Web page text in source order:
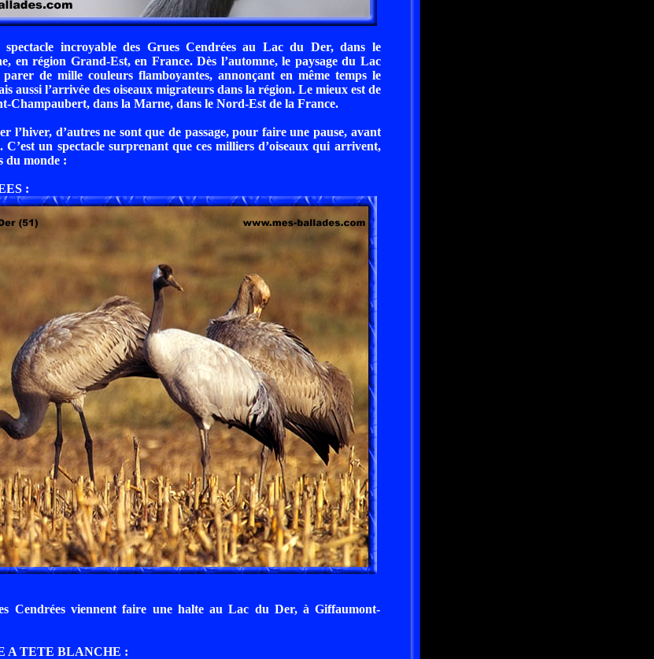
incroyable des Grues Cendrées au Lac du Der, dans le
en région Grand-Est, en France. Dès l’automne, le paysage du Lac
de mille couleurs flamboyantes, annonçant en même temps le
aussi l’arrivée des oiseaux migrateurs dans la région. Le mieux est de
Champaubert, dans la Marne, dans le Nord-Est de la France.
l’hiver, d’autres ne sont que de passage, pour faire une pause, avant
C’est un spectacle surprenant que ces milliers d’oiseaux qui arrivent,
du monde :
:
Cendrées viennent faire une halte au Lac du Der, à Giffaumont-
A TETE BLANCHE :